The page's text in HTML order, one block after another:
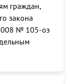
граждан,
закона
№ 105-оз